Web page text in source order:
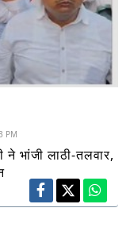
PM
ने भांजी लाठी-तलवार,